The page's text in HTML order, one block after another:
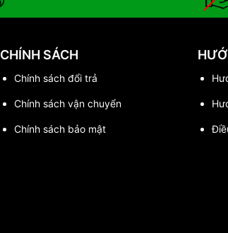
CHÍNH SÁCH
Chính sách đổi trả
Chính sách vận chuyển
Chính sách bảo mật